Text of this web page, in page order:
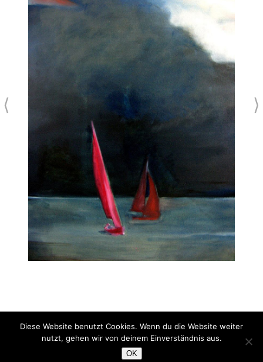
Vor dem Sturm (Detail)
Öl/Lw.
⟨ ⟩
Diese Website benutzt Cookies. Wenn du die Website weiter
nutzt, gehen wir von deinem Einverständnis aus.
OK